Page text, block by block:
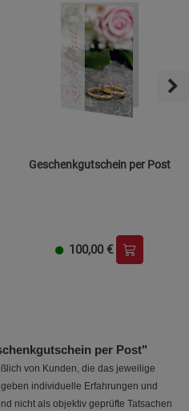
Geschenkgutschein per Post
100,00 €
per Post"
von Kunden, die das jeweilige
individuelle Erfahrungen und
nicht als objektiv geprüfte Tatsachen